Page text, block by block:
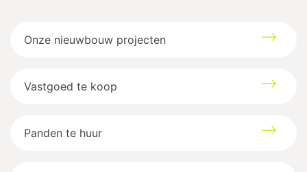
Onze nieuwbouw projecten
Vastgoed te koop
Panden te huur